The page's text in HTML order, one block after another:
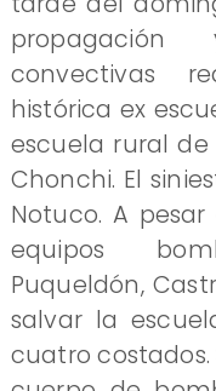
convectivas
histórica ex
escuela rural
Chonchi. El
Notuco. A
equipos
Puqueldón,
salvar la
cuatro